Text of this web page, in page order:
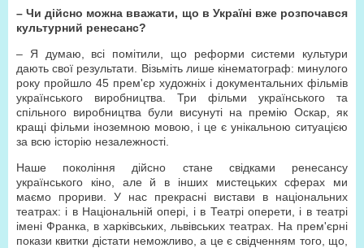
– Чи дійсно можна вважати, що в Україні вже розпочався
культурний ренесанс?
– Я думаю, всі помітили, що реформи системи культури
дають свої результати. Візьміть лише кінематограф: минулого
року пройшло 45 прем'єр художніх і документальних фільмів
українського виробництва. Три фільми українського та
спільного виробництва були висунуті на премію Оскар, як
кращі фільми іноземною мовою, і це є унікальною ситуацією
за всю історію незалежності.
Наше покоління дійсно стане свідками ренесансу
українського кіно, але й в інших мистецьких сферах ми
маємо прориви. У нас прекрасні вистави в національних
театрах: і в Національній опері, і в Театрі оперети, і в театрі
імені Франка, в харківських, львівських театрах. На прем'єрні
покази квитки дістати неможливо, а це є свідченням того, що,